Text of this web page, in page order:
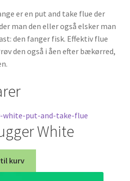
er en put and take flue der
man den eller også elsker man
den fanger fisk. Effektiv flue
den også i åen efter bækørred,
White
kurv